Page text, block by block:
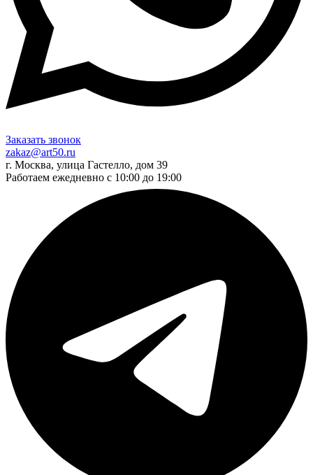
Заказать звонок
zakaz@art50.ru
г. Москва, улица Гастелло, дом 39
Работаем ежедневно с 10:00 до 19:00